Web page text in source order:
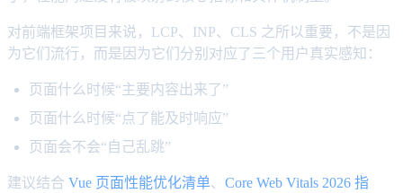
对前端框架项目来说，LCP、INP、CLS 之所以重要，不是因
为它们流行，而是因为它们分别对应了三个用户真实感知：
页面什么时候“主要内容出来了”
页面什么时候“点了能及时响应”
页面会不会“自己乱跳”
建议结合 Vue 页面性能优化清单、 Core Web Vitals 2026 指